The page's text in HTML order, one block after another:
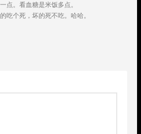
点。看血糖是米饭多点。
吃个死，坏的死不吃。哈哈。